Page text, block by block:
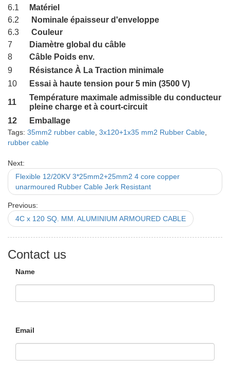
6.1
Matériel
6.2
Nominale épaisseur d'enveloppe
6.3
Couleur
7
Diamètre global du câble
8
Câble Poids env.
9
Résistance À La Traction minimale
10
Essai à haute tension pour 5 min (3500 V)
11
Température maximale admissible du conducteur à
pleine charge et à court-circuit
12
Emballage
Tags: 35mm2 rubber cable 3x120+1x35 mm2 Rubber Cable
rubber cable
Next:
Flexible 12/20KV 3*25mm2+25mm2 4 core copper
unarmoured Rubber Cable Jerk Resistant
Previous:
4C x 120 SQ. MM. ALUMINIUM ARMOURED CABLE
Contact us
Name
Email